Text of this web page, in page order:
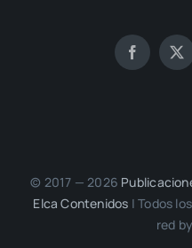
© 2017 — 2026
Elca Con­te­ni­dos | Todos
red by